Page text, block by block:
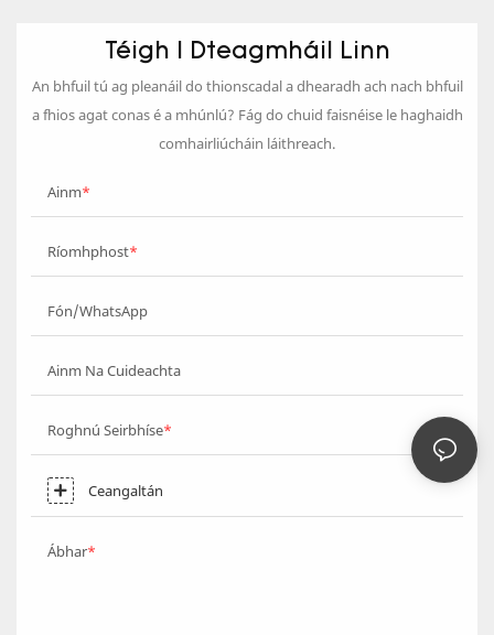
Téigh I Dteagmháil Linn
An bhfuil tú ag pleanáil do thionscadal a dhearadh ach nach bhfuil
a fhios agat conas é a mhúnlú? Fág do chuid faisnéise le haghaidh
comhairliúcháin láithreach.
Ainm
Ríomhphost
Fón/WhatsApp
Ainm Na Cuideachta
Roghnú Seirbhíse
Ceangaltán
Ábhar